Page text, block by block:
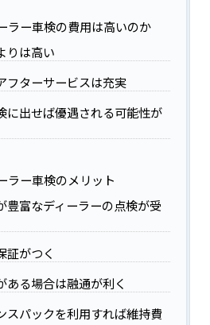
ラー車検の費用は高いのか
りは高い
フターサービスは充実
に出せば優遇される可能性が
ラー車検のメリット
豊富なディーラーの点検が受
証がつく
ある場合は融通が利く
スパックを利用すれば維持費